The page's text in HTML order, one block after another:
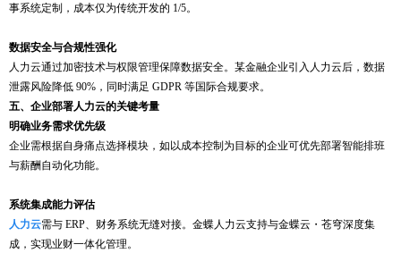
事系统定制，成本仅为传统开发的 1/5。
数据安全与合规性强化
人力云通过加密技术与权限管理保障数据安全。某金融企业引入人力云后，数据
泄露风险降低 90%，同时满足 GDPR 等国际合规要求。
五、企业部署人力云的关键考量
明确业务需求优先级
企业需根据自身痛点选择模块，如以成本控制为目标的企业可优先部署智能排班
与薪酬自动化功能。
系统集成能力评估
人力云需与 ERP、财务系统无缝对接。金蝶人力云支持与金蝶云・苍穹深度集
成，实现业财一体化管理。